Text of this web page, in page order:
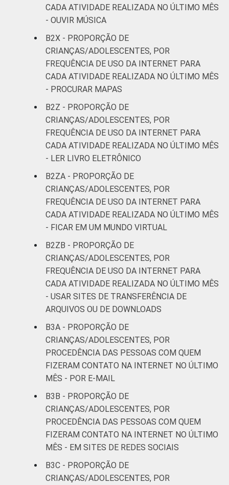
CADA ATIVIDADE REALIZADA NO ÚLTIMO MÊS
- OUVIR MÚSICA
B2X - PROPORÇÃO DE
CRIANÇAS/ADOLESCENTES, POR
FREQUÊNCIA DE USO DA INTERNET PARA
CADA ATIVIDADE REALIZADA NO ÚLTIMO MÊS
- PROCURAR MAPAS
B2Z - PROPORÇÃO DE
CRIANÇAS/ADOLESCENTES, POR
FREQUÊNCIA DE USO DA INTERNET PARA
CADA ATIVIDADE REALIZADA NO ÚLTIMO MÊS
- LER LIVRO ELETRÔNICO
B2ZA - PROPORÇÃO DE
CRIANÇAS/ADOLESCENTES, POR
FREQUÊNCIA DE USO DA INTERNET PARA
CADA ATIVIDADE REALIZADA NO ÚLTIMO MÊS
- FICAR EM UM MUNDO VIRTUAL
B2ZB - PROPORÇÃO DE
CRIANÇAS/ADOLESCENTES, POR
FREQUÊNCIA DE USO DA INTERNET PARA
CADA ATIVIDADE REALIZADA NO ÚLTIMO MÊS
- USAR SITES DE TRANSFERÊNCIA DE
ARQUIVOS OU DE DOWNLOADS
B3A - PROPORÇÃO DE
CRIANÇAS/ADOLESCENTES, POR
PROCEDÊNCIA DAS PESSOAS COM QUEM
FIZERAM CONTATO NA INTERNET NO ÚLTIMO
MÊS - POR E-MAIL
B3B - PROPORÇÃO DE
CRIANÇAS/ADOLESCENTES, POR
PROCEDÊNCIA DAS PESSOAS COM QUEM
FIZERAM CONTATO NA INTERNET NO ÚLTIMO
MÊS - EM SITES DE REDES SOCIAIS
B3C - PROPORÇÃO DE
CRIANÇAS/ADOLESCENTES, POR